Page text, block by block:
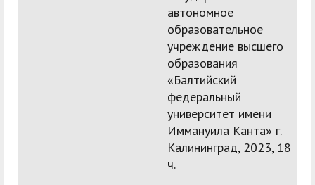
автономное
образовательное
учреждение высшего
образования
«Балтийский
федеральный
университет имени
Иммануила Канта» г.
Калининград, 2023, 18
ч.